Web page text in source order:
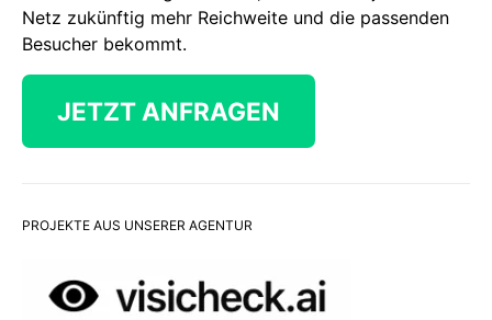
Netz zukünftig mehr Reichweite und die passenden
Besucher bekommt.
JETZT ANFRAGEN
PROJEKTE AUS UNSERER AGENTUR